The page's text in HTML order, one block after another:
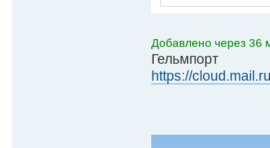
Добавлено через 36
Гельмпорт
https://